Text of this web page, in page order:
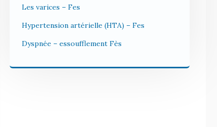
Les varices – Fes
Hypertension artérielle (HTA) – Fes
Dyspnée – essoufflement Fès